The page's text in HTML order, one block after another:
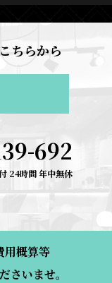
ちらから
692
24時間 年中無休
用概算等
さいませ。